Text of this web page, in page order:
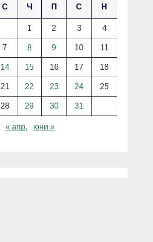
С Ч П С Н
1 2 3 4
7 8 9 10 11
14 15 16 17 18
21 22 23 24 25
28 29 30 31
« апр. юни »